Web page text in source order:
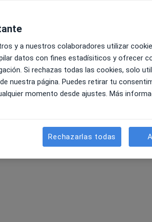
La reserva de cita online no está
Pedir una cita
y a nuestros colaboradores utilizar
datos con fines estadísiticos y ofrecer
Si rechazas todas las cookies, solo
nuestra página. Puedes retirar tu
momento desde ajustes. Más
Rechazarlas todas